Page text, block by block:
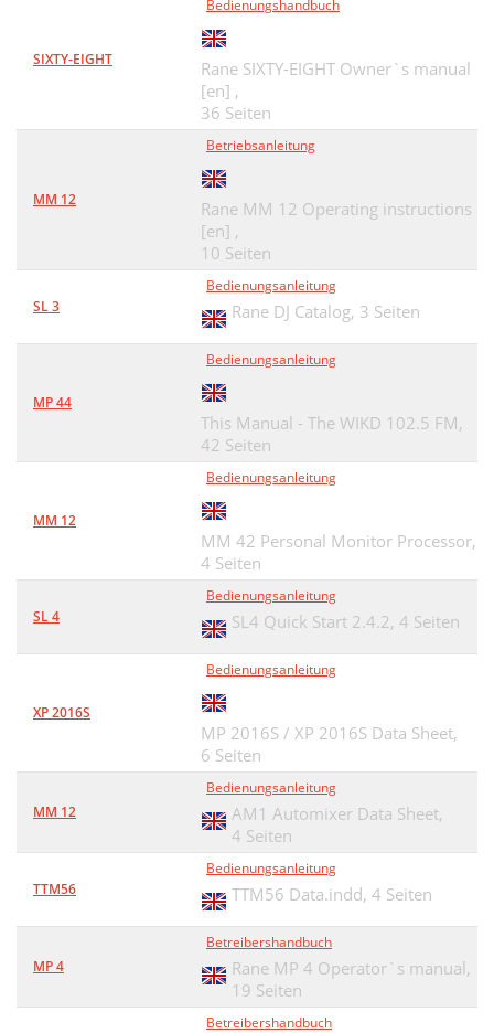
SIXTY-EIGHT
Bedienungshandbuch
Rane SIXTY-EIGHT Owner`s manual
[en] ,
36 Seiten
MM 12
Betriebsanleitung
Rane MM 12 Operating instructions
[en] ,
10 Seiten
SL 3
Bedienungsanleitung
Rane DJ Catalog, 3 Seiten
MP 44
Bedienungsanleitung
This Manual - The WIKD 102.5 FM,
42 Seiten
MM 12
Bedienungsanleitung
MM 42 Personal Monitor Processor,
4 Seiten
SL 4
Bedienungsanleitung
SL4 Quick Start 2.4.2, 4 Seiten
XP 2016S
Bedienungsanleitung
MP 2016S / XP 2016S Data Sheet,
6 Seiten
MM 12
Bedienungsanleitung
AM1 Automixer Data Sheet,
4 Seiten
TTM56
Bedienungsanleitung
TTM56 Data.indd, 4 Seiten
MP 4
Betreibershandbuch
Rane MP 4 Operator`s manual,
19 Seiten
Betreibershandbuch